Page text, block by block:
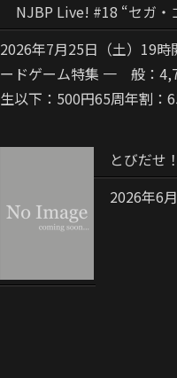
NJBP Live! #18 “セガ・
2026年7月25日（土）19
ードゲーム特集 一 般：
生以下：500円65周年割
とびだせ
2026年6